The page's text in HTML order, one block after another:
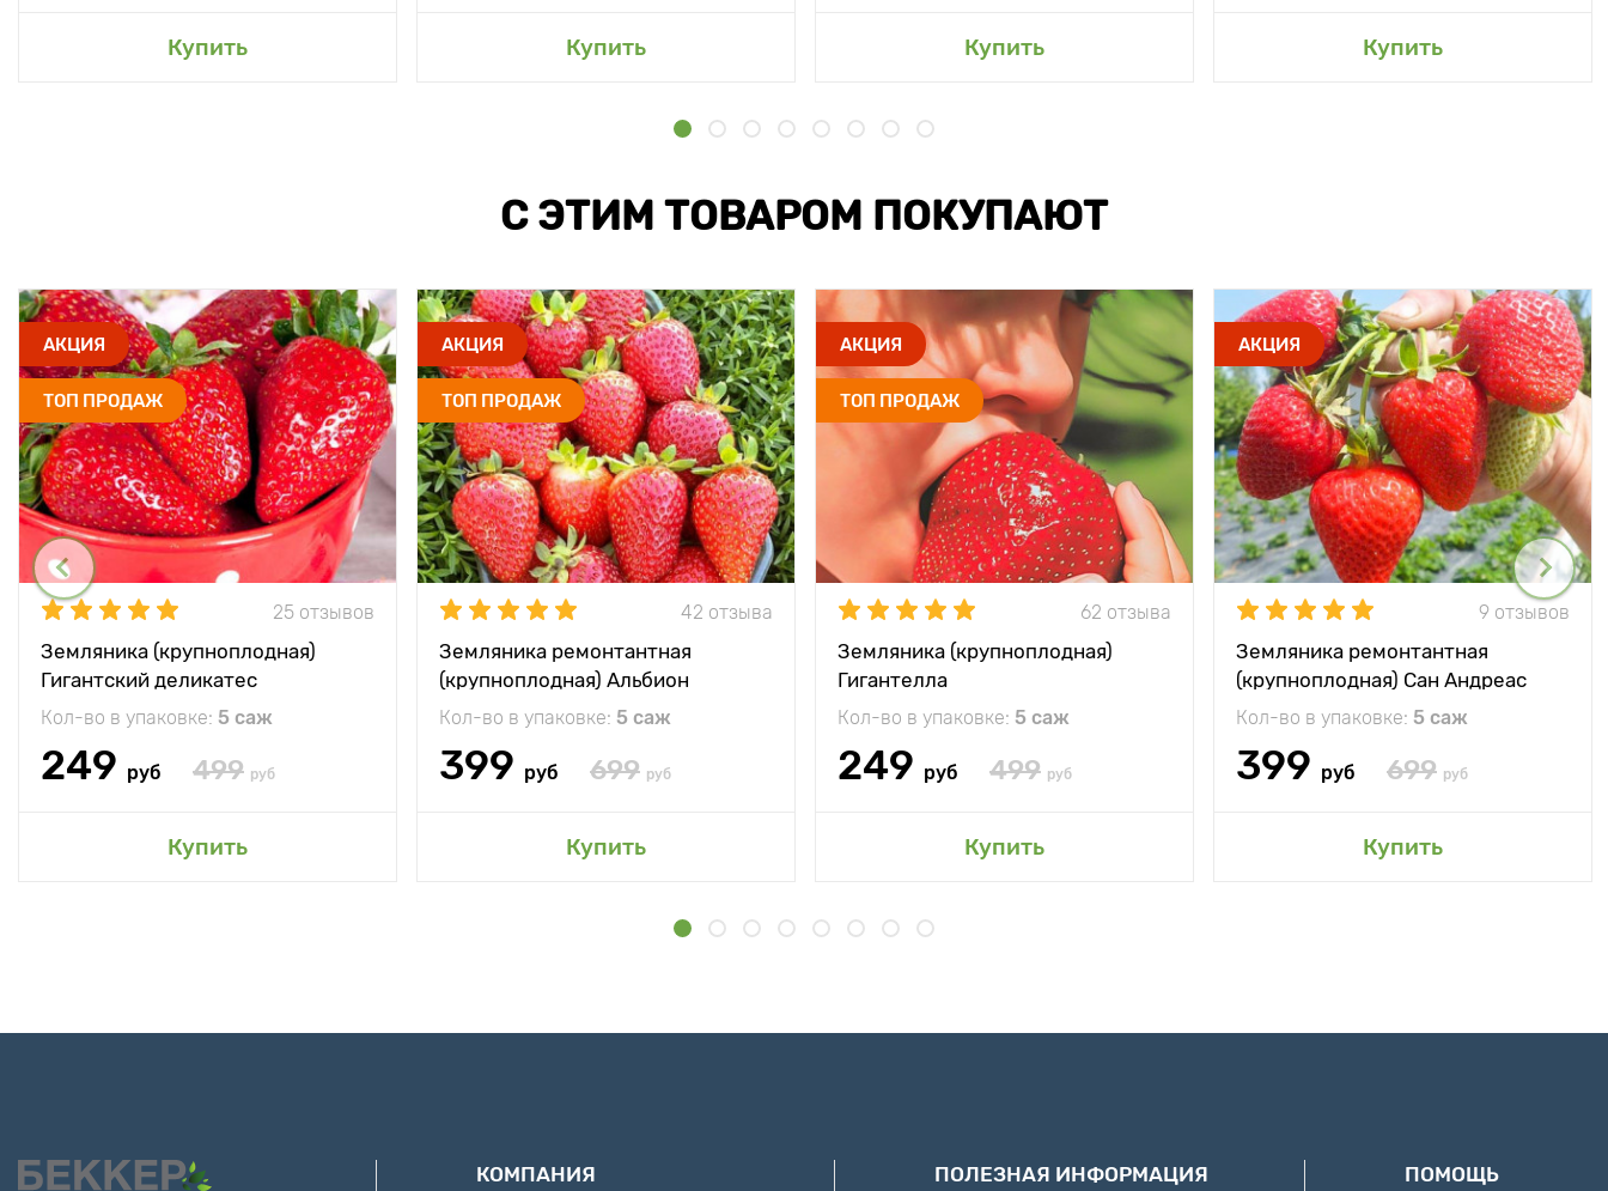
Купить Купить Купить Купить
С ЭТИМ ТОВАРОМ ПОКУПАЮТ
АКЦИЯ
ТОП ПРОДАЖ
25 отзывов
Земляника (крупноплодная)
Гигантский деликатес
Кол-во в упаковке: 5 саж
249 руб 499 руб
Купить
АКЦИЯ
ТОП ПРОДАЖ
42 отзыва
Земляника ремонтантная
(крупноплодная) Альбион
Кол-во в упаковке: 5 саж
399 руб 699 руб
Купить
АКЦИЯ
ТОП ПРОДАЖ
62 отзыва
Земляника (крупноплодная)
Гигантелла
Кол-во в упаковке: 5 саж
249 руб 499 руб
Купить
АКЦИЯ
9 отзывов
Земляника ремонтантная
(крупноплодная) Сан Андреас
Кол-во в упаковке: 5 саж
399 руб 699 руб
Купить
КОМПАНИЯ ПОЛЕЗНАЯ ИНФОРМАЦИЯ ПОМОЩЬ